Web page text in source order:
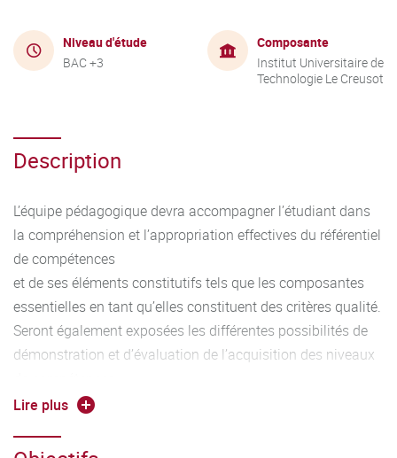
Niveau d'étude
BAC +3
Composante
Institut Universitaire de
Technologie Le Creusot
Description
L’équipe pédagogique devra accompagner l’étudiant dans
la compréhension et l’appropriation effectives du référentiel
de compétences
et de ses éléments constitutifs tels que les composantes
essentielles en tant qu’elles constituent des critères qualité.
Seront également exposées les différentes possibilités de
démonstration et d’évaluation de l’acquisition des niveaux
ciblés en troisième année par la mobilisation notamment
de permettre à l’étudiant d’engager une démarche d’auto-
Lire plus